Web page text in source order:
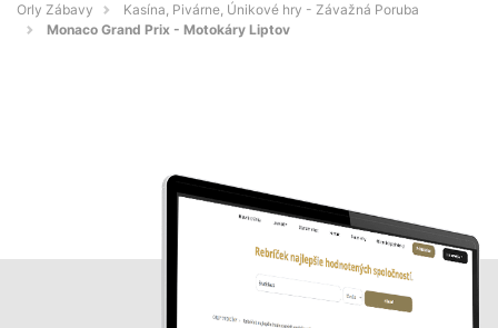
Orly Zábavy
Kasína, Pivárne, Únikové hry - Závažná Poruba
Monaco Grand Prix - Motokáry Liptov